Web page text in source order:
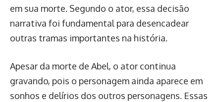
em sua morte. Segundo o ator, essa decisão
narrativa foi fundamental para desencadear
outras tramas importantes na história.
Apesar da morte de Abel, o ator continua
gravando, pois o personagem ainda aparece em
sonhos e delírios dos outros personagens. Essas